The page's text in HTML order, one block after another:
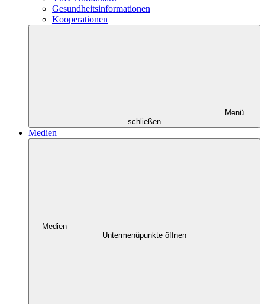
Gesundheitsinformationen
Kooperationen
Menü
schließen
Medien
Medien
Untermenüpunkte öffnen